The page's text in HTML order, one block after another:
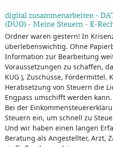
digital zusammenarbeiten -
(DUO) - Meine Steuern - E-
Ordner waren gestern! In
überlebenswichtig. Ohne
Information zur Bearbeitung
Voraussetzungen zu schaffen,
KUG ), Zuschüsse,
Herabsetzung von Steuern die
Engpass umschifft werden kann.
Bei der
Steuern ein, um schnell zu
Und wir haben einen langen
Beratung als Angestellter, Arzt,